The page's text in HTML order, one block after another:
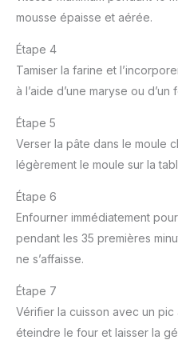
mousse épaisse et aérée.
Étape 4
Tamiser la farine et
à l’aide d’une maryse ou
Étape 5
Verser la pâte dans le moule
légèrement le moule sur la
Étape 6
Enfourner immédiatement
pendant les 35 premières
ne s’affaisse.
Étape 7
Vérifier la cuisson avec un pic
éteindre le four et laisser la